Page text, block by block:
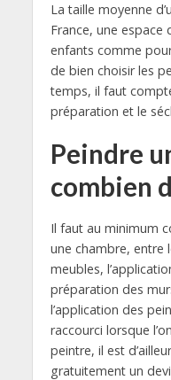
La taille moyenne
France, une
enfants comme
de bien choisir les
temps, il faut
préparation et le
Peindre
combien
Il faut au minimum
une chambre, entre
meubles,
préparation des
l’application des
raccourci lorsque
peintre, il est
gratuitement un